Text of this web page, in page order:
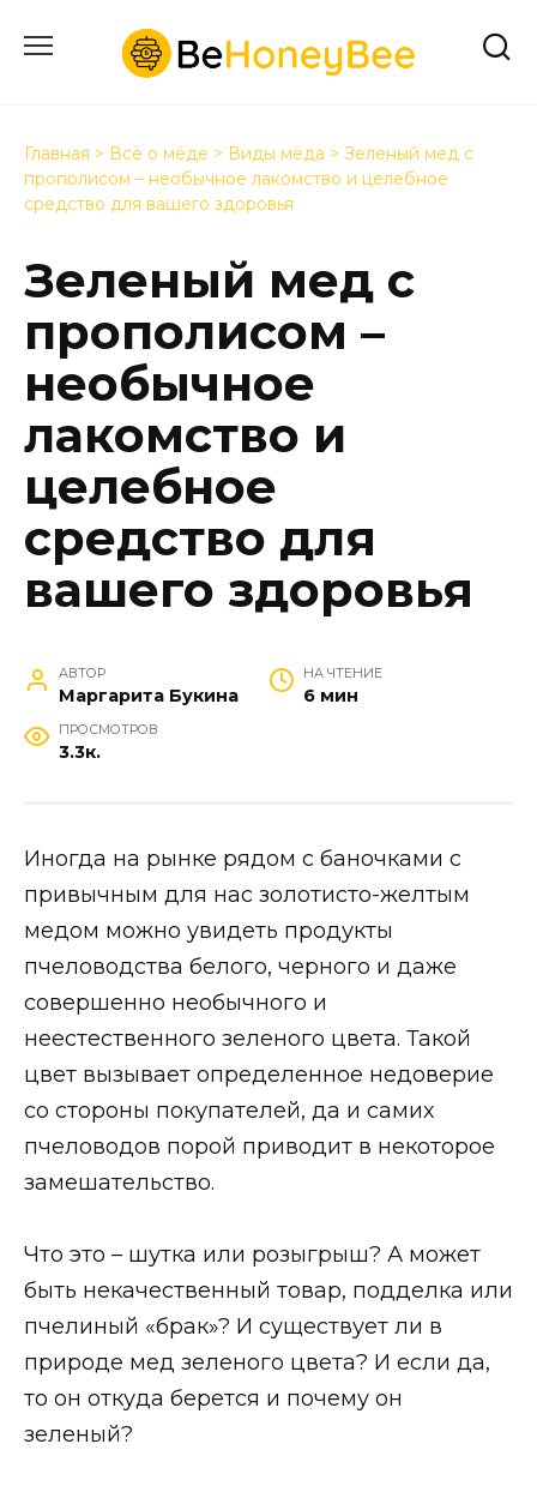
содержанию
Главная > Всё о мёде > Виды мёда > Зеленый мед с
прополисом – необычное лакомство и целебное
средство для вашего здоровья
Зеленый мед с
прополисом –
необычное
лакомство и
целебное
средство для
вашего здоровья
АВТОР
Маргарита Букина
НА ЧТЕНИЕ
6 мин
ПРОСМОТРОВ
3.3к.
Иногда на рынке рядом с баночками с
привычным для нас золотисто-желтым
медом можно увидеть продукты
пчеловодства белого, черного и даже
совершенно необычного и
неестественного зеленого цвета. Такой
цвет вызывает определенное недоверие
со стороны покупателей, да и самих
пчеловодов порой приводит в некоторое
замешательство.
Что это – шутка или розыгрыш? А может
быть некачественный товар, подделка или
пчелиный «брак»? И существует ли в
природе мед зеленого цвета? И если да,
то он откуда берется и почему он
зеленый?